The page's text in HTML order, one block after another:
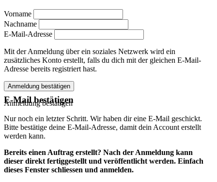
Vorname
Nachname
E-Mail-Adresse
Mit der Anmeldung über ein soziales Netzwerk wird ein
zusätzliches Konto erstellt, falls du dich mit der gleichen E-Mail-
Adresse bereits registriert hast.
Anmeldung bestätigen
Anmeldung bestätigen
E-Mail bestätigen
Nur noch ein letzter Schritt. Wir haben dir eine E-Mail geschickt.
Bitte bestätige deine E-Mail-Adresse, damit dein Account erstellt
werden kann.
Bereits einen Auftrag erstellt? Nach der Anmeldung kann
dieser direkt fertiggestellt und veröffentlicht werden. Einfach
dieses Fenster schliessen und anmelden.